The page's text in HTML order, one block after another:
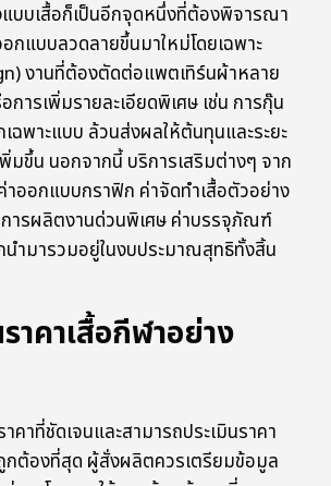
บบเสื้อก็เป็นอีกจุดหนึ่งที่ต้องพิจารณา
กแบบลวดลายขึ้นมาใหม่โดยเฉพาะ
งานที่ต้องตัดต่อแพตเทิร์นผ้าหลาย
การเพิ่มรายละเอียดพิเศษ เช่น การกุ๊น
ฉพาะแบบ ล้วนส่งผลให้ต้นทุนและระยะ
พิ่มขึ้น นอกจากนี้ บริการเสริมต่างๆ จาก
าออกแบบกราฟิก ค่าจัดทำเสื้อตัวอย่าง
ารผลิตงานด่วนพิเศษ ค่าบรรจุภัณฑ์
นำมารวมอยู่ในงบประมาณสุทธิทั้งสิ้น
าคาเสื้อกีฬาอย่าง
าคาที่ชัดเจนและสามารถประเมินราคา
กต้องที่สุด ผู้สั่งผลิตควรเตรียมข้อมูล